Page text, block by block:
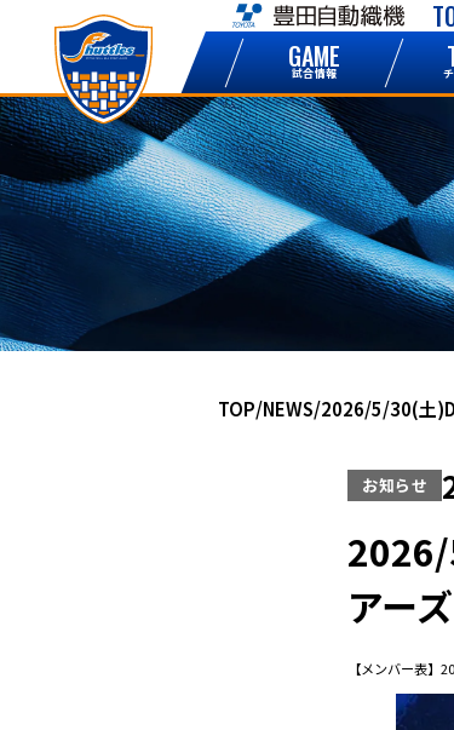
NEWS
お知らせ GAME
試合情報
NEWSTOP NEWS 2026/5/30(土
お知らせ
アー
【メンバー表】